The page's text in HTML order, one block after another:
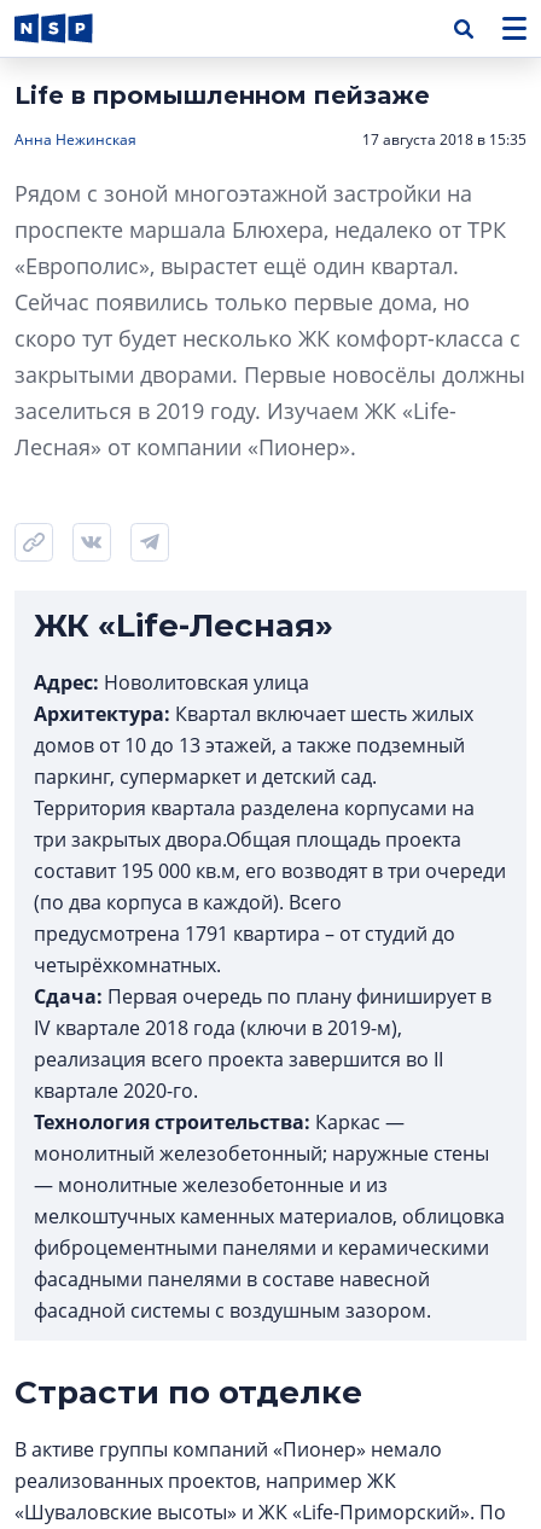
Life в промышленном пейзаже
Анна Нежинская 17 августа 2018 в 15:35
Рядом с зоной многоэтажной застройки на
проспекте маршала Блюхера, недалеко от ТРК
«Европолис», вырастет ещё один квартал.
Сейчас появились только первые дома, но
скоро тут будет несколько ЖК комфорт-класса с
закрытыми дворами. Первые новосёлы должны
заселиться в 2019 году. Изучаем ЖК «Life-
Лесная» от компании «Пионер».
ЖК «Life-Лесная»
Адрес: Новолитовская улица
Архитектура: Квартал включает шесть жилых
домов от 10 до 13 этажей, а также подземный
паркинг, супермаркет и детский сад.
Территория квартала разделена корпусами на
три закрытых двора.Общая площадь проекта
составит 195 000 кв.м, его возводят в три очереди
(по два корпуса в каждой). Всего
предусмотрена 1791 квартира – от студий до
четырёхкомнатных.
Сдача: Первая очередь по плану финиширует в
IV квартале 2018 года (ключи в 2019-м),
реализация всего проекта завершится во II
квартале 2020-го.
Технологиястроительства: Каркас —
монолитный железобетонный; наружные стены
— монолитные железобетонные и из
мелкоштучных каменных материалов, облицовка
фиброцементными панелями и керамическими
фасадными панелями в составе навесной
фасадной системы с воздушным зазором.
Страсти по отделке
В активе группы компаний «Пионер» немало
реализованных проектов, например ЖК
«Шуваловские высоты» и ЖК «Life-Приморский». По